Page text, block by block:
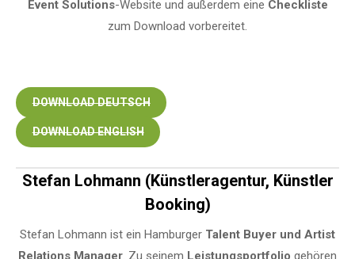
Event Solutions-Website und außerdem eine Checkliste
zum Download vorbereitet.
DOWNLOAD DEUTSCH
DOWNLOAD ENGLISH
Stefan Lohmann (Künstleragentur, Künstler
Booking)
Stefan Lohmann ist ein Hamburger Talent Buyer und Artist
Relations Manager . Zu seinem Leistungsportfolio gehören